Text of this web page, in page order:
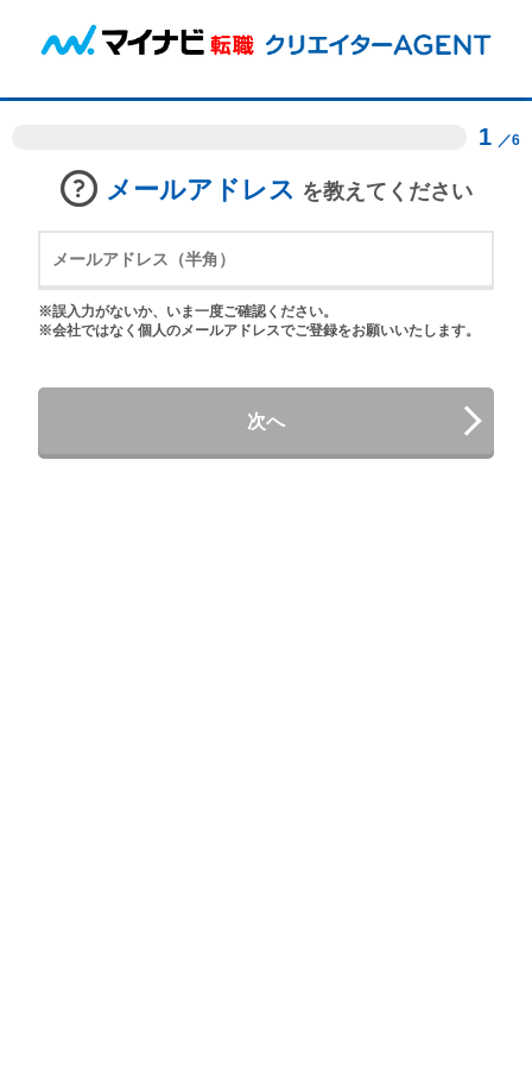
1 ／6
メールアドレス を教えてください
※誤入力がないか、いま一度ご確認ください。
※会社ではなく個人のメールアドレスでご登録をお願いいたします。
次へ